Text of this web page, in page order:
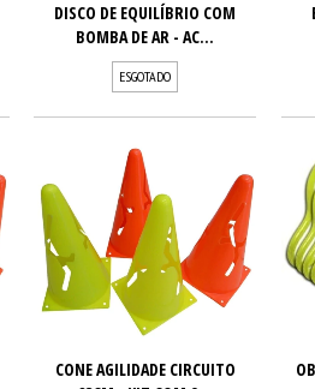
DISCO DE EQUILÍBRIO COM
BOMBA DE AR - AC...
ESGOTADO
CONE AGILIDADE CIRCUITO